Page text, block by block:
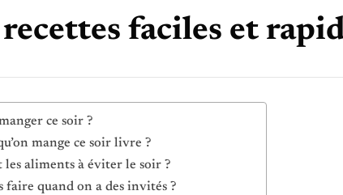
faciles et
ce soir ?
mange ce soir livre ?
les aliments à éviter le soir ?
faire quand on a des invités ?